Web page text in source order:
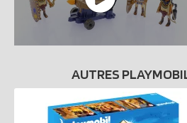
AUTRES